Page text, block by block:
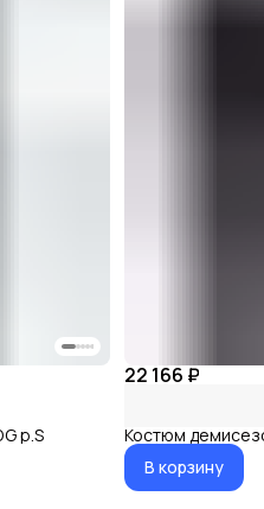
р.S
22 166 ₽
Костюм
В корзину